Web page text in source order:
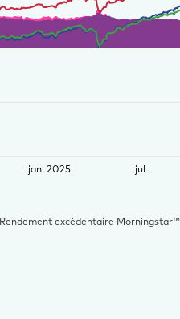
Rendement excédentaire Morningstar™
jan. 2025 jul.